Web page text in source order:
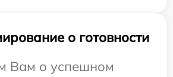
о готовности
Вам о успешном